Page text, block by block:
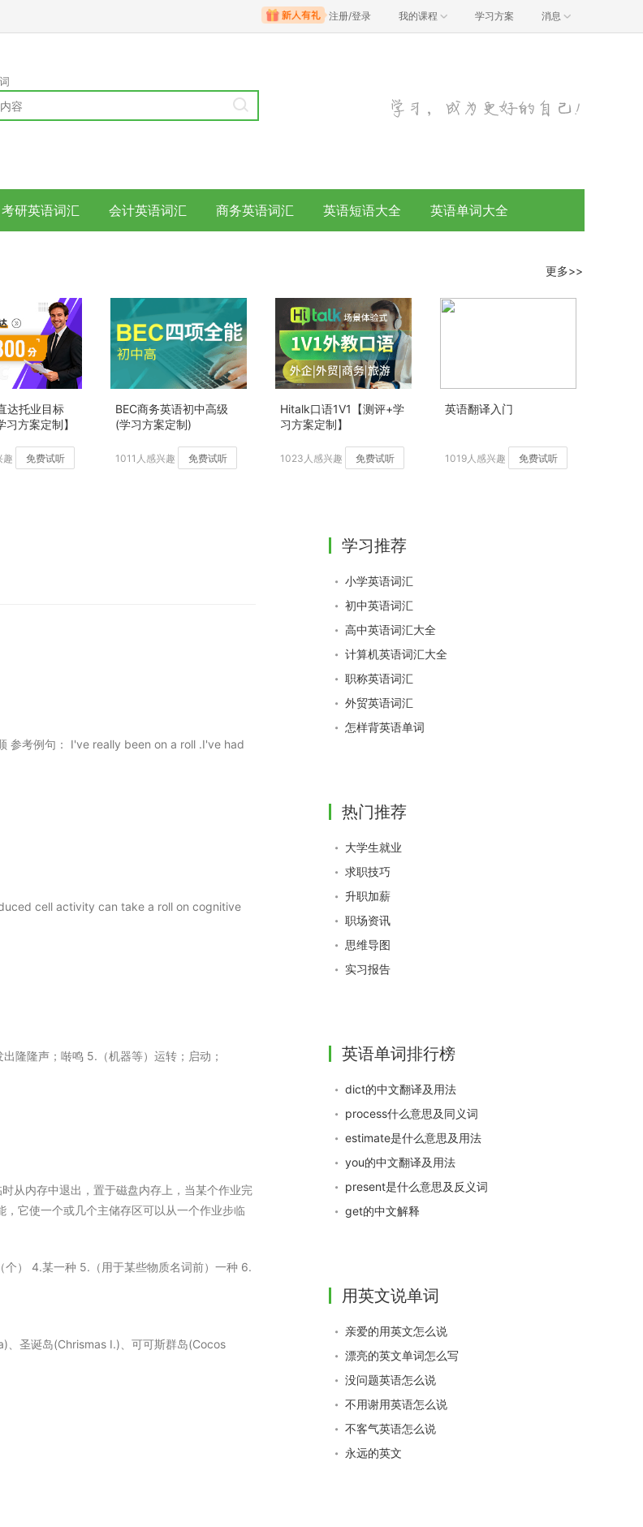
注册/登录 我的课程 学习方案 消息
考研英语词汇 会计英语词汇 商务英语词汇 英语短语大全 英语单词大全
更多>>
达托业目标
方案定制】
趣 免费试听
BEC商务英语初中高级
(学习方案定制)
1011人感兴趣 免费试听
Hitalk口语1V1【测评+学
习方案定制】
1023人感兴趣 免费试听
英语翻译入门
1019人感兴趣 免费试听
参考例句： I've really been on a roll .I've had
cell activity can take a roll on cognitive
隆隆声；啭鸣 5.（机器等）运转；启动；
从内存中退出，置于磁盘内存上，当某个作业完
它使一个或几个主储存区可以从一个作业步临
） 4.某一种 5.（用于某些物质名词前）一种 6.
、圣诞岛(Chrismas I.)、可可斯群岛(Cocos
学习推荐
小学英语词汇
初中英语词汇
高中英语词汇大全
计算机英语词汇大全
职称英语词汇
外贸英语词汇
怎样背英语单词
热门推荐
大学生就业
求职技巧
升职加薪
职场资讯
思维导图
实习报告
英语单词排行榜
dict的中文翻译及用法
process什么意思及同义词
estimate是什么意思及用法
you的中文翻译及用法
present是什么意思及反义词
get的中文解释
用英文说单词
亲爱的用英文怎么说
漂亮的英文单词怎么写
没问题英语怎么说
不用谢用英语怎么说
不客气英语怎么说
永远的英文